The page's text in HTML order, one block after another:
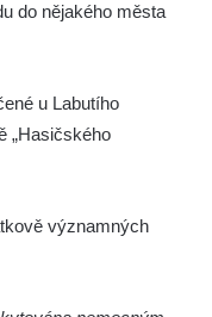
do nějakého města
u Labutího
„Hasičského
významných